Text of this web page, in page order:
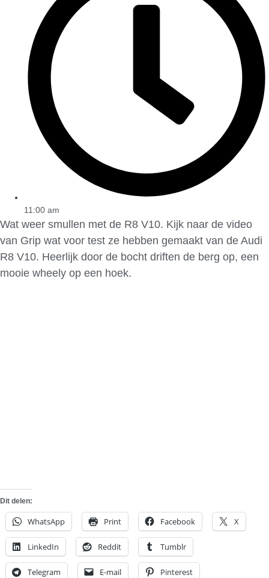
11:00 am
Wat weer smullen met de R8 V10. Kijk naar de video
van Grip wat voor test ze hebben gemaakt van de Audi
R8 V10. Heerlijk door de bocht driften de berg op, een
mooie wheely op een hoek.
Dit delen:
WhatsApp Print Facebook X
LinkedIn Reddit Tumblr
Telegram E-mail Pinterest